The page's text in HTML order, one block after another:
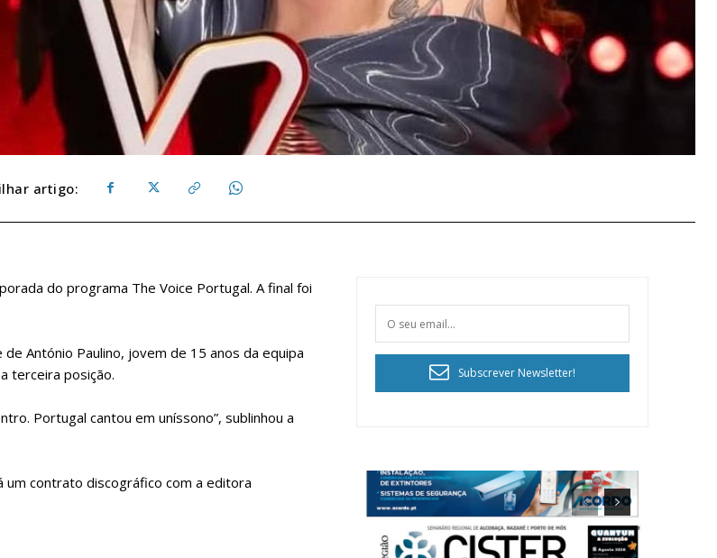
artigo:
do programa The Voice Portugal. A final foi
António Paulino, jovem de 15 anos da equipa
terceira posição.
Portugal cantou em uníssono”, sublinhou a
um contrato discográfico com a editora
Subscrever Newsletter!